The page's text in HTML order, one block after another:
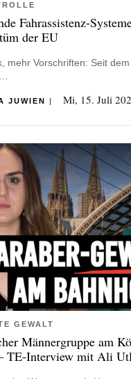
Fahrassistenz-
der EU
mehr Vorschriften: Seit
JUWIEN | Mi, 15. Juli
GEWALT
Männergruppe am
TE-Interview mit Ali